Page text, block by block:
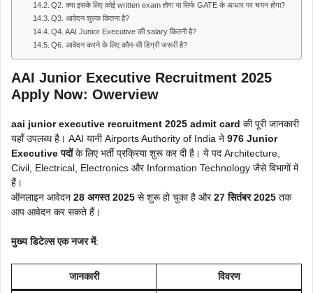
Q2. क्या इसके लिए कोई written exam होगा या सिर्फ GATE के आधार पर चयन होगा?
Q3. आवेदन शुल्क कितना है?
Q4. AAI Junior Executive की salary कितनी है?
Q6. आवेदन करने के लिए कौन-सी डिग्री जरूरी है?
AAI Junior Executive Recruitment 2025
Apply Now: Owerview
aai junior executive recruitment 2025 admit card की पूरी जानकारी
यहाँ उपलब्ध है। AAI यानी Airports Authority of India ने 976 Junior
Executive पदोंके लिए भर्ती प्रक्रिया शुरू कर दी है। ये पद Architecture,
Civil, Electrical, Electronics और Information Technology जैसे विभागों में
हैं।
ऑनलाइन आवेदन 28 अगस्त 2025 से शुरू हो चुका है और27 सितंबर 2025 तक
आप आवेदन कर सकते हैं।
मुख्य डिटेल्स एक नजर में:
जानकारी विवरण